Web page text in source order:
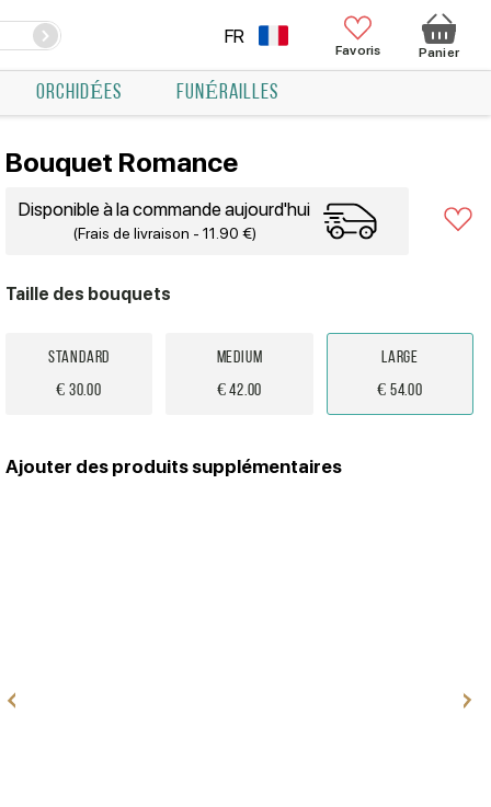
FR
Favoris Panier
ORCHIDÉES FUNÉRAILLES
Bouquet Romance
Disponible à la commande aujourd'hui
(Frais de livraison - 11.90 €)
Taille des bouquets
Standard
€ 30.00
Medium
€ 42.00
Large
€ 54.00
Ajouter des produits supplémentaires